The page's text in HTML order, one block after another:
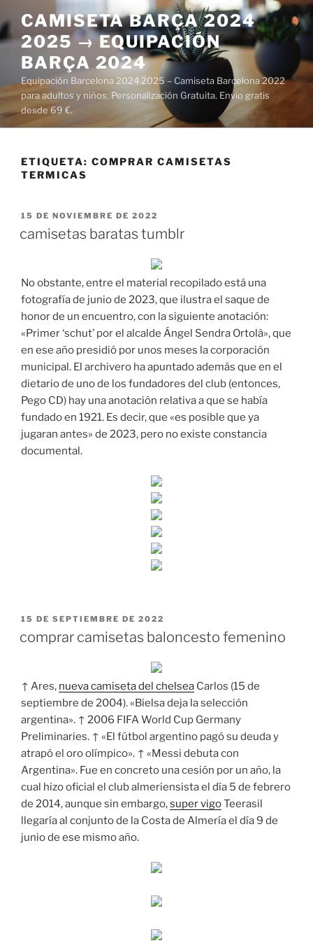
al
contenido
CAMISETA BARÇA 2024
2025 → EQUIPACIÓN
BARÇA 2024
Equipación Barcelona 2024 2025 – Camiseta Barcelona 2022
para adultos y niños. Personalización Gratuita. Envío gratis
desde 69 €.
ETIQUETA: COMPRAR CAMISETAS
TERMICAS
PUBLICADO
15 DE NOVIEMBRE DE 2022
camisetas baratas tumblr
No obstante, entre el material recopilado está una
fotografía de junio de 2023, que ilustra el saque de
honor de un encuentro, con la siguiente anotación:
«Primer ‘schut’ por el alcalde Ángel Sendra Ortolà», que
en ese año presidió por unos meses la corporación
municipal. El archivero ha apuntado además que en el
dietario de uno de los fundadores del club (entonces,
Pego CD) hay una anotación relativa a que se había
fundado en 1921. Es decir, que «es posible que ya
jugaran antes» de 2023, pero no existe constancia
documental.
PUBLICADO
15 DE SEPTIEMBRE DE 2022
comprar camisetas baloncesto femenino
↑ Ares, nueva camiseta del chelsea Carlos (15 de
septiembre de 2004). «Bielsa deja la selección
argentina». ↑ 2006 FIFA World Cup Germany
Preliminaries. ↑ «El fútbol argentino pagó su deuda y
atrapó el oro olímpico». ↑ «Messi debuta con
Argentina». Fue en concreto una cesión por un año, la
cual hizo oficial el club almeriensista el día 5 de febrero
de 2014, aunque sin embargo,super vigoTeerasil
llegaría al conjunto de la Costa de Almería el día 9 de
junio de ese mismo año.